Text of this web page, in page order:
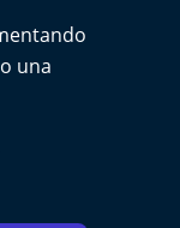
una